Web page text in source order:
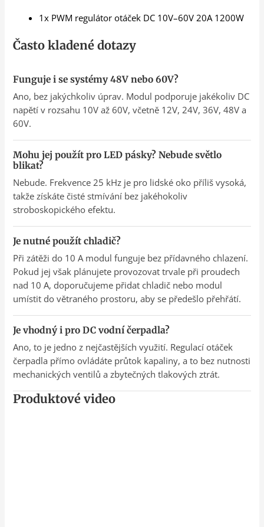
1x PWM regulátor otáček DC 10V–60V 20A 1200W
Často kladené dotazy
Funguje i se systémy 48V nebo 60V?
Ano, bez jakýchkoliv úprav. Modul podporuje jakékoliv DC
napětí v rozsahu 10V až 60V, včetně 12V, 24V, 36V, 48V a
60V.
Mohu jej použít pro LED pásky? Nebude světlo
blikat?
Nebude. Frekvence 25 kHz je pro lidské oko příliš vysoká,
takže získáte čisté stmívání bez jakéhokoliv
stroboskopického efektu.
Je nutné použít chladič?
Při zátěži do 10 A modul funguje bez přídavného chlazení.
Pokud jej však plánujete provozovat trvale při proudech
nad 10 A, doporučujeme přidat chladič nebo modul
umístit do větraného prostoru, aby se předešlo přehřátí.
Je vhodný i pro DC vodní čerpadla?
Ano, to je jedno z nejčastějších využití. Regulací otáček
čerpadla přímo ovládáte průtok kapaliny, a to bez nutnosti
mechanických ventilů a zbytečných tlakových ztrát.
Produktové video